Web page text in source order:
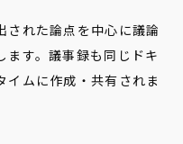
された論点を中心に議論
ます。議事録も同じドキ
イムに作成・共有されま